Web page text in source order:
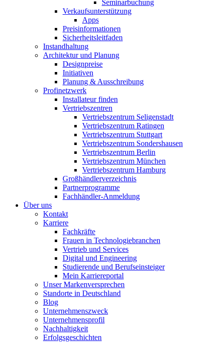
Seminarbuchung
Verkaufsunterstützung
Apps
Preisinformationen
Sicherheitsleitfaden
Instandhaltung
Architektur und Planung
Designpreise
Initiativen
Planung & Ausschreibung
Profinetzwerk
Installateur finden
Vertriebszentren
Vertriebszentrum Seligenstadt
Vertriebszentrum Ratingen
Vertriebszentrum Stuttgart
Vertriebszentrum Sondershausen
Vertriebszentrum Berlin
Vertriebszentrum München
Vertriebszentrum Hamburg
Großhändlerverzeichnis
Partnerprogramme
Fachhändler-Anmeldung
Über uns
Kontakt
Karriere
Fachkräfte
Frauen in Technologiebranchen
Vertrieb und Services
Digital und Engineering
Studierende und Berufseinsteiger
Mein Karriereportal
Unser Markenversprechen
Standorte in Deutschland
Blog
Unternehmenszweck
Unternehmensprofil
Nachhaltigkeit
Erfolgsgeschichten